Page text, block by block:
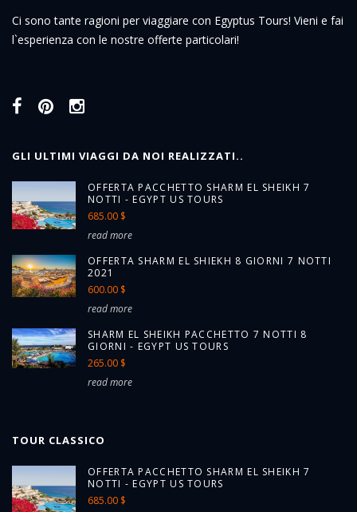
Ci sono tante ragioni per viaggiare con Egyptus Tours! Vieni e fai
l`esperienza con le nostre offerte particolari!
GLI ULTIMI VIAGGI DA NOI REALIZZATI..
OFFERTA PACCHETTO SHARM EL SHEIKH 7
NOTTI - EGYPT US TOURS
685.00 $
read more
OFFERTA SHARM EL SHIEKH 8 GIORNI 7 NOTTI
2021
600.00 $
read more
SHARM EL SHEIKH PACCHETTO 7 NOTTI 8
GIORNI - EGYPT US TOURS
265.00 $
read more
TOUR CLASSICO
OFFERTA PACCHETTO SHARM EL SHEIKH 7
NOTTI - EGYPT US TOURS
685.00 $